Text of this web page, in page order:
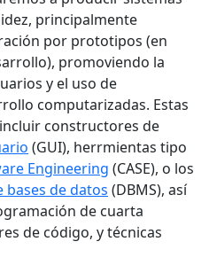
principalmente
por prototipos (en
promoviendo la
y el uso de
computarizadas. Estas
constructores de
(GUI), herrmientas tipo
Engineering (CASE), o los
bases de datos (DBMS), así
de cuarta
de código, y técnicas